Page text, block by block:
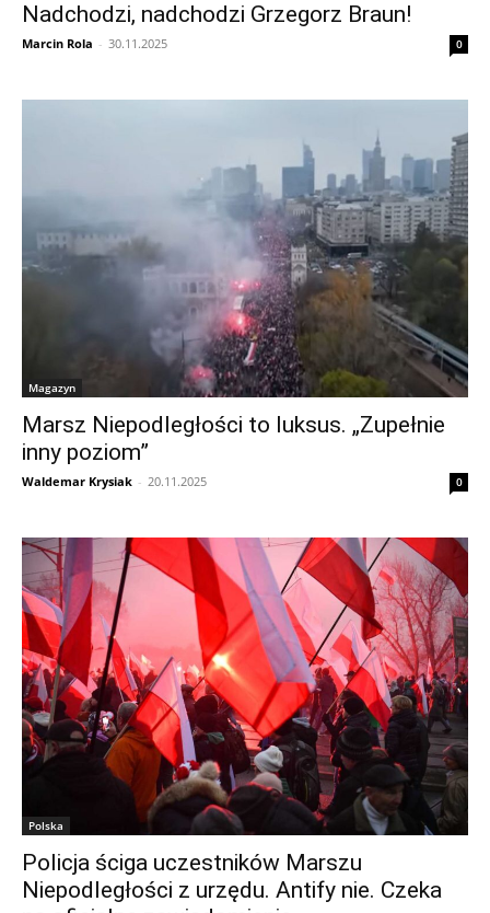
Nadchodzi, nadchodzi Grzegorz Braun!
Marcin Rola - 30.11.2025 0
Magazyn
Marsz Niepodległości to luksus. „Zupełnie
inny poziom”
Waldemar Krysiak - 20.11.2025 0
Polska
Policja ściga uczestników Marszu
Niepodległości z urzędu. Antify nie. Czeka